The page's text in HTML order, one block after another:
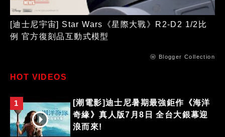
[迪士尼宇宙] Star Wars《星際大戰》R2-D2 1/2比
例 官方復刻品互動式模型
ⓦ Blogger Collection
HOT VIDEOS
1
[潮電影]迪士尼暑期最強鉅作《海洋
奇緣》真人版7月8日 全台大銀幕迎
浪而來!